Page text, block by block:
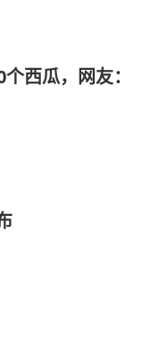
西瓜，网友：